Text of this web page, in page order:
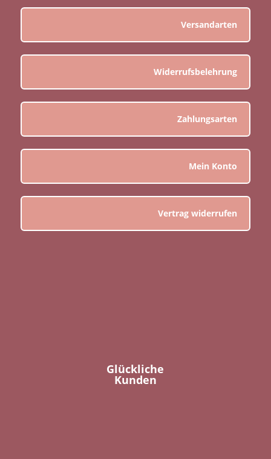
Versandarten
Widerrufsbelehrung
Zahlungsarten
Mein Konto
Vertrag widerrufen
Glückliche
Kunden